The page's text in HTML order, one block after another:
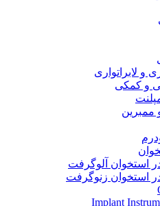
و لابراتواری
و کمکی
ممبرین
استخوان آلوگرفت
استخوان زنوگرفت
Implant